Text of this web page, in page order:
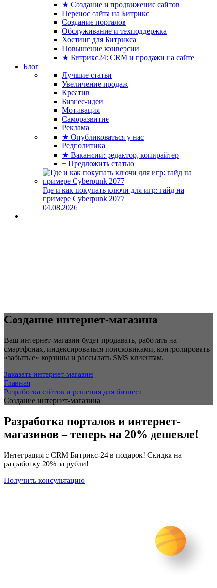
★ Создание и продвижение сайтов
Перенос сайта на Битрикс
Создание порталов
Обслуживание и техподдержка
Хостинг для Битрикса
Повышение конверсии
★ Битрикс24: CRM и продажи на сайте
Блог
Лучшие статьи
Увеличение продаж
Креатив
Бизнес-идеи
Мотивация
Саморазвитие
Реклама
★ Опубликоваться у нас
Редполитика
★ Вакансии: редактор, копирайтер
+ Предложить статью
Где и как покупать ключи для игр: гайд на
примере Cyberpunk 2077
04.08.2026
Создание интернет-магазина
Ваш интернет-магазин будет продавать, работать на
смартфонах, индексироваться поисковиками, контролировать
«забытые» корзины и рассылать SMS клиентам.
Заказать интернет-магазин
Главная
Разработка сайтов и решения для бизнеса
Создание интернет-магазина
Разработка порталов и интернет-
магазинов – теперь на 20% дешевле!
Интеграция с CRM Битрикс-24 в подарок! Скидка на
разработку 20% зa рубли!
Получить консультацию